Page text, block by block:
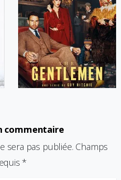
commentaire
sera pas publiée. Champs
*